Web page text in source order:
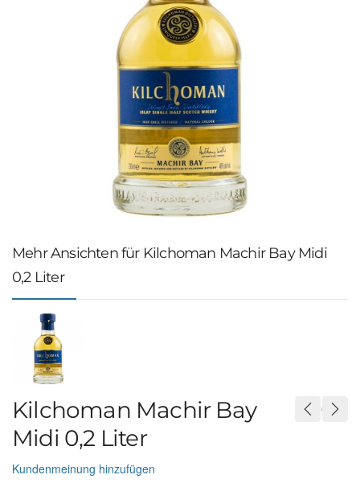
Mehr Ansichten für Kilchoman Machir Bay Midi
0,2 Liter
Kilchoman Machir Bay
Midi 0,2 Liter
Kundenmeinung hinzufügen